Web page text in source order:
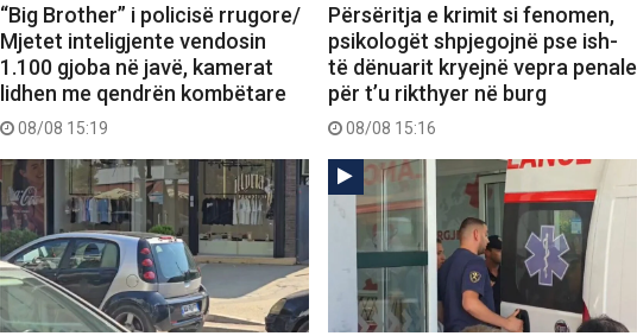
“Big Brother” i policisë rrugore/
Mjetet inteligjente vendosin
1.100 gjoba në javë, kamerat
lidhen me qendrën kombëtare
08/08 15:19
Përsëritja e krimit si fenomen,
psikologët shpjegojnë pse ish-
të dënuarit kryejnë vepra penale
për t’u rikthyer në burg
08/08 15:16